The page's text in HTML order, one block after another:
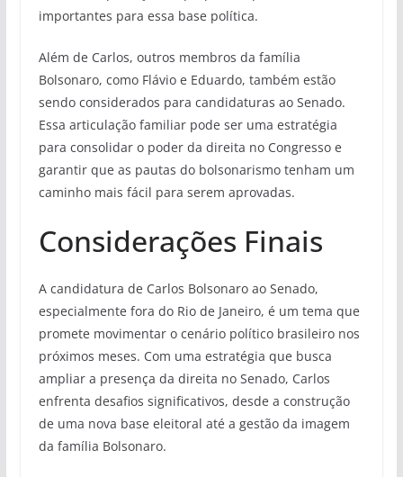
importantes para essa base política.
Além de Carlos, outros membros da família
Bolsonaro, como Flávio e Eduardo, também estão
sendo considerados para candidaturas ao Senado.
Essa articulação familiar pode ser uma estratégia
para consolidar o poder da direita no Congresso e
garantir que as pautas do bolsonarismo tenham um
caminho mais fácil para serem aprovadas.
Considerações Finais
A candidatura de Carlos Bolsonaro ao Senado,
especialmente fora do Rio de Janeiro, é um tema que
promete movimentar o cenário político brasileiro nos
próximos meses. Com uma estratégia que busca
ampliar a presença da direita no Senado, Carlos
enfrenta desafios significativos, desde a construção
de uma nova base eleitoral até a gestão da imagem
da família Bolsonaro.